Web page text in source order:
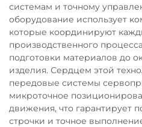
системам и точному
оборудование использует
которые координируют
производственного
подготовки материалов до
изделия. Сердцем этой
передовые системы
микроточное
движения, что гарантирует
строчки и точное